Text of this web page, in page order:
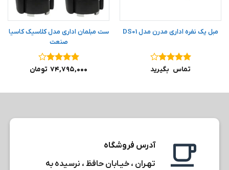
مبل یک نفره اداری مدرن مدل DS01
نمره ۴
تماس بگیرید
ست مبلمان اداری مدل کلاسیک کاسیا
صنعت
نمره۴
۷۴,۷۹۵,۰۰۰ تومان
آدرس فروشگاه
تهـران ، خیـابان حافظ ، نرسیده به